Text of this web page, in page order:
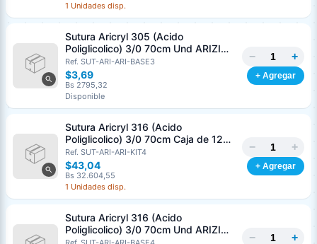
1 Unidades disp.
Sutura Aricryl 305 (Acido
Poliglicolico) 3/0 70cm Und ARIZI
Aguja de 1/2 Circulo Punta Conica
17mm
Ref. SUT-ARI-ARI-BASE3
$3,69
Bs 2795,32
Disponible
− +
+ Agregar
Sutura Aricryl 316 (Acido
Poliglicolico) 3/0 70cm Caja de 12
Unds ARIZI Aguja de 1/2 Circulo
Punta Conica 26mm
Ref. SUT-ARI-ARI-KIT4
$43,04
Bs 32.604,55
1 Unidades disp.
− +
+ Agregar
Sutura Aricryl 316 (Acido
Poliglicolico) 3/0 70cm Und ARIZI
Aguja de 1/2 Circulo Punta Conica
− +